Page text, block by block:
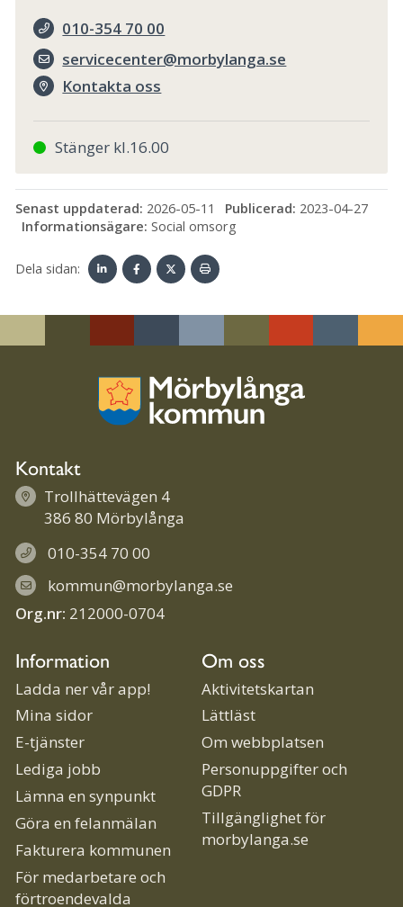
010-354 70 00
servicecenter@morbylanga.se
Kontakta oss
Stänger kl.16.00
Senast uppdaterad: 2026-05-11 Publicerad: 2023-04-27
Informationsägare: Social omsorg
Dela sidan:
Kontakt
Trollhättevägen 4
386 80 Mörbylånga
010-354 70 00
kommun@morbylanga.se
Org.nr: 212000-0704
Information
Ladda ner vår app!
Mina sidor
E-tjänster
Lediga jobb
Lämna en synpunkt
Göra en felanmälan
Fakturera kommunen
För medarbetare och
förtroendevalda
Om oss
Aktivitetskartan
Lättläst
Om webbplatsen
Personuppgifter och
GDPR
Tillgänglighet för
morbylanga.se